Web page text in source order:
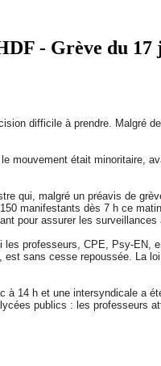
- Grève du 17
difficile à prendre. Malgré
mouvement était minoritaire,
qui, malgré un préavis de
manifestants dès 7 h ce
pour assurer les surveillances
les professeurs, CPE, Psy-
est sans cesse repoussée. La
à 14 h et une intersyndicale a
publics : les professeurs